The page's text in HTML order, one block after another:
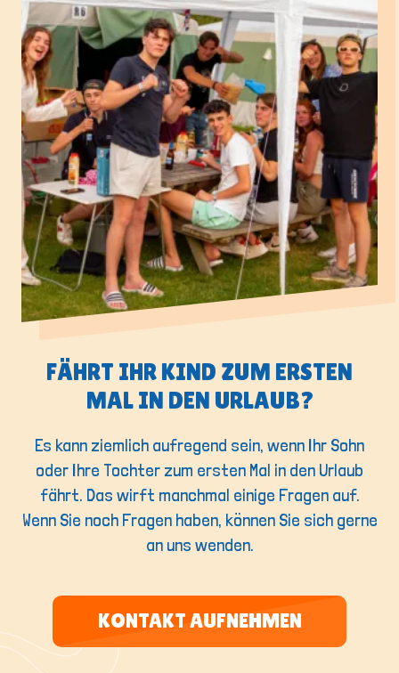
FÄHRT IHR KIND ZUM ERSTEN
MAL IN DEN URLAUB?
Es kann ziemlich aufregend sein, wenn Ihr Sohn
oder Ihre Tochter zum ersten Mal in den Urlaub
fährt. Das wirft manchmal einige Fragen auf.
Wenn Sie noch Fragen haben, können Sie sich gerne
an uns wenden.
KONTAKT AUFNEHMEN